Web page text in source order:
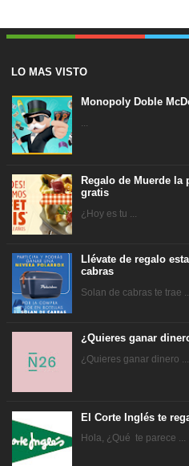
LO MAS VISTO
Monopoly Doble
...
Regalo de Muerde
gratis
¿Hoy es tu ...
Llévate de regalo
cabras
Solan de cabras te trae
¿Quieres ganar
¿Quieres ganar dinero ...
El Corte Inglés te
Hola, ¿Qué te parece ...